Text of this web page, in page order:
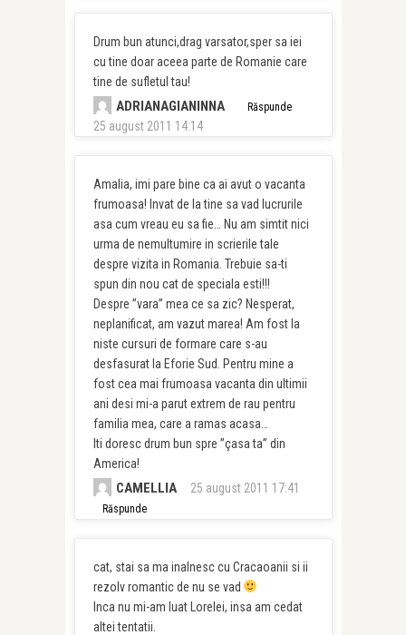
Drum bun atunci,drag varsator,sper sa iei
cu tine doar aceea parte de Romanie care
tine de sufletul tau!
ADRIANAGIANINNA
25 august 2011 14:14
Răspunde
Amalia, imi pare bine ca ai avut o vacanta
frumoasa! Invat de la tine sa vad lucrurile
asa cum vreau eu sa fie… Nu am simtit nici
urma de nemultumire in scrierile tale
despre vizita in Romania. Trebuie sa-ti
spun din nou cat de speciala esti!!!
Despre ”vara” mea ce sa zic? Nesperat,
neplanificat, am vazut marea! Am fost la
niste cursuri de formare care s-au
desfasurat la Eforie Sud. Pentru mine a
fost cea mai frumoasa vacanta din ultimii
ani desi mi-a parut extrem de rau pentru
familia mea, care a ramas acasa…
Iti doresc drum bun spre ”çasa ta” din
America!
CAMELLIA 25 august 2011 17:41
Răspunde
cat, stai sa ma inalnesc cu Cracaoanii si ii
rezolv romantic de nu se vad
Inca nu mi-am luat Lorelei, insa am cedat
altei tentatii.